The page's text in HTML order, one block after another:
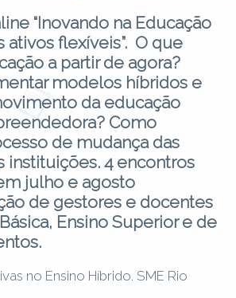
“Inovando na Educação
flexíveis”. O que
a partir de agora?
modelos híbridos e
da educação
Como
de mudança das
instituições. 4 encontros
julho e agosto
de gestores e docentes
Ensino Superior e de
no Ensino Híbrido. SME Rio